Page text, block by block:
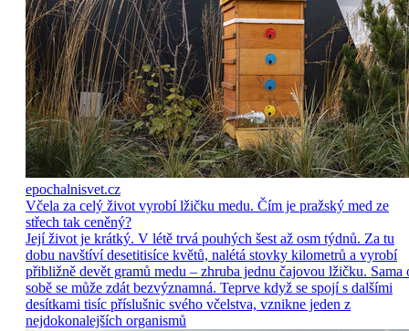
epochalnisvet.cz
Včela za celý život vyrobí lžičku medu. Čím je pražský med ze
střech tak ceněný?
Její život je krátký. V létě trvá pouhých šest až osm týdnů. Za tu
dobu navštíví desetitisíce květů, nalétá stovky kilometrů a vyrobí
přibližně devět gramů medu – zhruba jednu čajovou lžičku. Sama
sobě se může zdát bezvýznamná. Teprve když se spojí s dalšími
desítkami tisíc příslušnic svého včelstva, vznikne jeden z
nejdokonalejších organismů